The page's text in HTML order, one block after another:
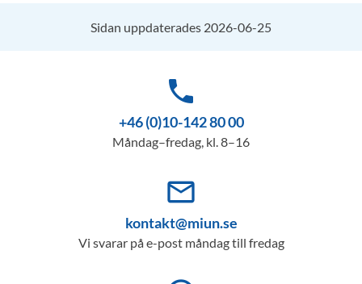
Sidan uppdaterades 2026-06-25
phone
+46 (0)10-142 80 00
Måndag–fredag, kl. 8–16
mail_outline
kontakt@miun.se
Vi svarar på e-post måndag till fredag